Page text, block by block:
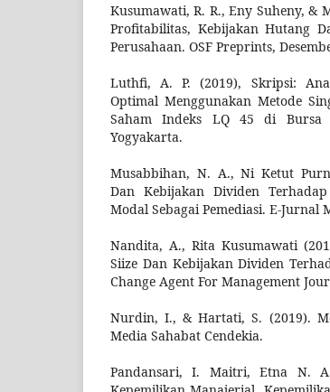
Kusumawati, R. R., Eny Suheny, &
Profitabilitas, Kebijakan Hutang
Perusahaan. OSF Preprints,
Luthfi, A. P. (2019), Skripsi:
Optimal Menggunakan Metode
Saham Indeks LQ 45 di Bursa
Yogyakarta.
Musabbihan, N. A., Ni Ketut
Dan Kebijakan Dividen
Modal Sebagai Pemediasi. E-Jurnal
Nandita, A., Rita Kusumawati
Siize Dan Kebijakan Dividen
Change Agent For Management
Nurdin, I., & Hartati, S. (2019).
Media Sahabat Cendekia.
Pandansari, I. Maitri, Etna N.